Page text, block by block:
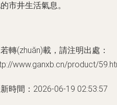
市井生活氣息。
轉(zhuǎn)載，請注明出處：
www.ganxb.cn/product/
時間：2026-06-19 02:53:57